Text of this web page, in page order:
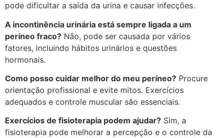
pode dificultar a saída da urina e causar infecções.
A incontinência urinária está sempre ligada a um
períneo fraco? Não, pode ser causada por vários
fatores, incluindo hábitos urinários e questões
hormonais.
Como posso cuidar melhor do meu períneo? Procure
orientação profissional e evite mitos. Exercícios
adequados e controle muscular são essenciais.
Exercícios de fisioterapia podem ajudar? Sim, a
fisioterapia pode melhorar a percepção e o controle da